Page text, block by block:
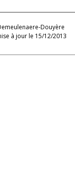
Douyère
à jour le 15/12/2013